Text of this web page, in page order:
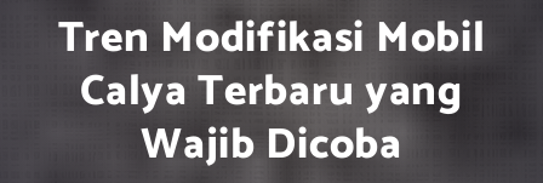
Tren Modifikasi Mobil
Calya Terbaru yang
Wajib Dicoba